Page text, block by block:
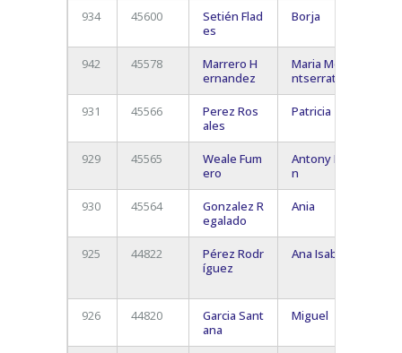
934 45600
Setién Flad
es
Borja
942 45578
Marrero H
ernandez
Maria Mo
ntserrat
931 45566
Perez Ros
ales
Patricia
929 45565
Weale Fum
ero
Antony Ia
n
930 45564
Gonzalez R
egalado
Ania
925 44822
Pérez Rodr
íguez
Ana Isabel
926 44820
Garcia Sant
ana
Miguel